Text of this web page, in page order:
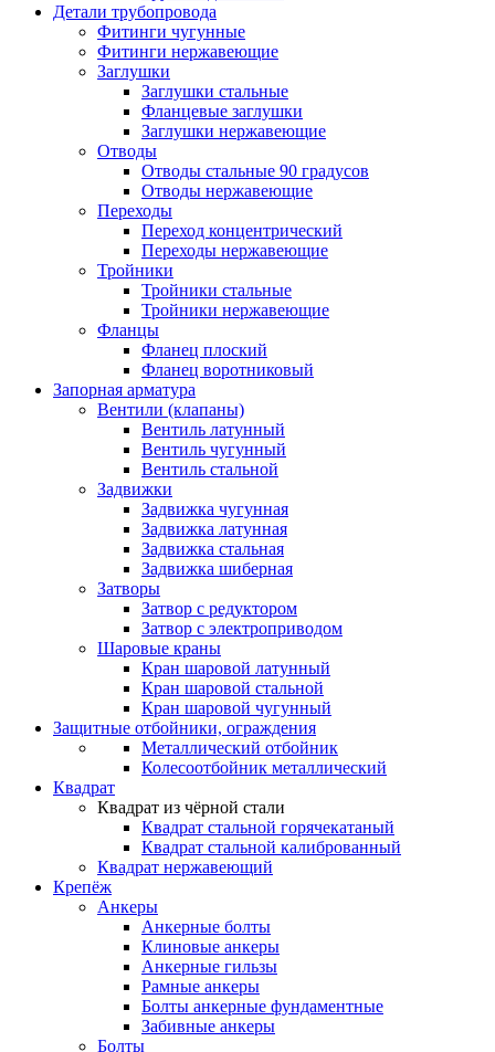
Детали трубопровода
Фитинги чугунные
Фитинги нержавеющие
Заглушки
Заглушки стальные
Фланцевые заглушки
Заглушки нержавеющие
Отводы
Отводы стальные 90 градусов
Отводы нержавеющие
Переходы
Переход концентрический
Переходы нержавеющие
Тройники
Тройники стальные
Тройники нержавеющие
Фланцы
Фланец плоский
Фланец воротниковый
Запорная арматура
Вентили (клапаны)
Вентиль латунный
Вентиль чугунный
Вентиль стальной
Задвижки
Задвижка чугунная
Задвижка латунная
Задвижка стальная
Задвижка шиберная
Затворы
Затвор с редуктором
Затвор с электроприводом
Шаровые краны
Кран шаровой латунный
Кран шаровой стальной
Кран шаровой чугунный
Защитные отбойники, ограждения
Металлический отбойник
Колесоотбойник металлический
Квадрат
Квадрат из чёрной стали
Квадрат стальной горячекатаный
Квадрат стальной калиброванный
Квадрат нержавеющий
Крепёж
Анкеры
Анкерные болты
Клиновые анкеры
Анкерные гильзы
Рамные анкеры
Болты анкерные фундаментные
Забивные анкеры
Болты